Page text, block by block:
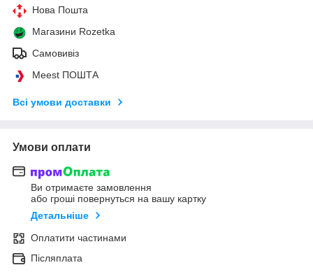
Нова Пошта
Магазини Rozetka
Самовивіз
Meest ПОШТА
Всі умови доставки
Умови оплати
Ви отримаєте замовлення
або гроші повернуться на вашу картку
Детальніше
Оплатити частинами
Післяплата